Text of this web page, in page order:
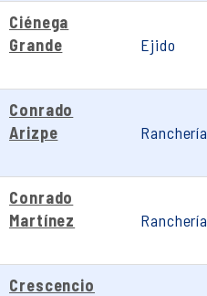
Ciénega
Grande
Ejido
Conrado
Arizpe
Ranchería
Conrado
Martínez
Ranchería
Crescencio